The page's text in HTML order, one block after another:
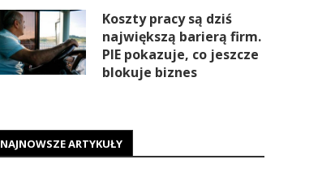
Koszty pracy są dziś
największą barierą firm.
PIE pokazuje, co jeszcze
blokuje biznes
NAJNOWSZE ARTYKUŁY